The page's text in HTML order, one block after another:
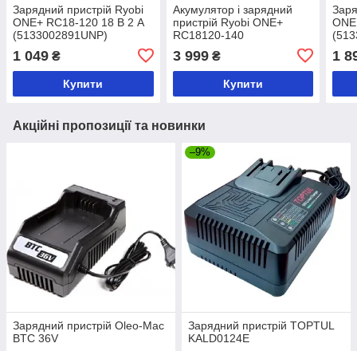
Зарядний пристрій Ryobi
ONE+ RC18-120 18 В 2 А
(5133002891UNP)
1 049 ₴
Купити
Акумулятор і зарядний
пристрій Ryobi ONE+
RC18120-140
3 999₴
Купити
1
Акційні пропозиції та новинки
Зарядний пристрій Oleo-Mac
BTC 36V
–9%
Зарядний пристрій TOPTUL
KALD0124E